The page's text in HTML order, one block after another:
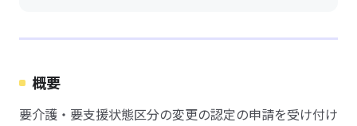
概要
要介護・要支援状態区分の変更の認定の申請を受け付け